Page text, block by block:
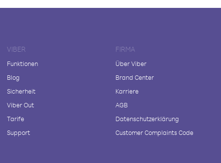
VIBER
Funktionen
Blog
Sicherheit
Viber Out
Tarife
Support
FIRMA
Über Viber
Brand Center
Karriere
AGB
Datenschutzerklärung
Customer Complaints Code